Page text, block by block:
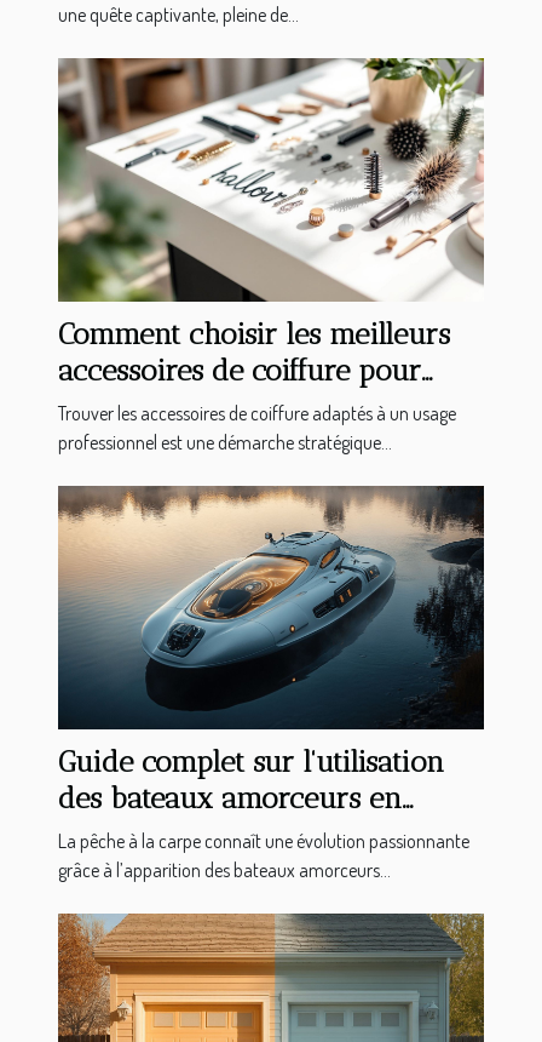
une quête captivante, pleine de...
Comment choisir les meilleurs
accessoires de coiffure pour
professionnels ?
Trouver les accessoires de coiffure adaptés à un usage
professionnel est une démarche stratégique...
Guide complet sur l'utilisation
des bateaux amorceurs en
pêche à la carpe
La pêche à la carpe connaît une évolution passionnante
grâce à l’apparition des bateaux amorceurs...